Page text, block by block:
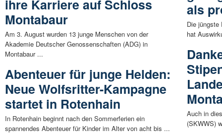
ihre Karriere auf Schloss
Montabaur
Am 3. August wurden 13 junge Menschen von der
Akademie Deutscher Genossenschaften (ADG) in
Montabaur ...
Abenteuer für junge Helden:
Neue Wolfsritter-Kampagne
startet in Rotenhain
In Rotenhain beginnt nach den Sommerferien ein
spannendes Abenteuer für Kinder im Alter von acht bis ...
als
Die jüngste
hat
Auch in
(SKWWS)